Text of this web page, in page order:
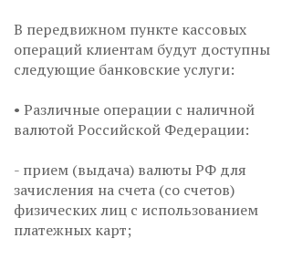
В передвижном пункте кассовых
операций клиентам будут доступны
следующие банковские услуги:
• Различные операции с наличной
валютой Российской Федерации:
- прием (выдача) валюты РФ для
зачисления на счета (со счетов)
физических лиц с использованием
платежных карт;